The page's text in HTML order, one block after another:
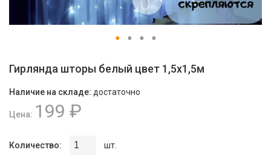
Гирлянда шторы белый цвет 1,5х1,5м
Наличие на складе: достаточно
Цена: 199 ₽
Количество: шт.